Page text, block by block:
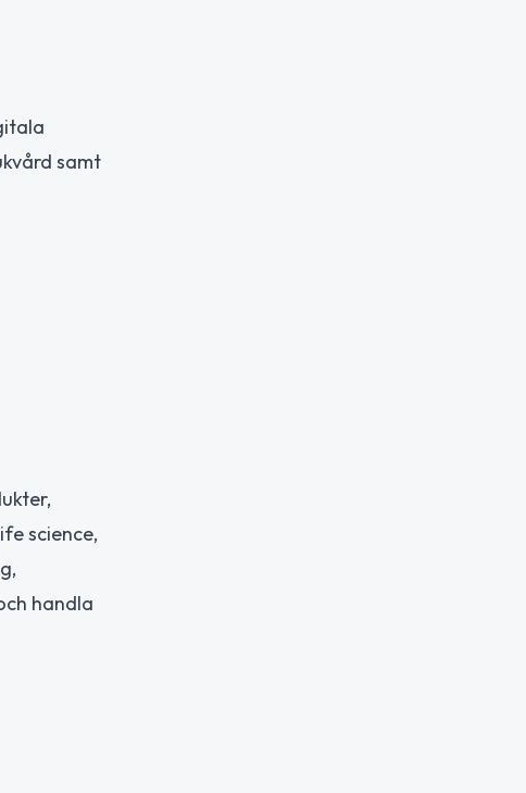
samt
science,
handla